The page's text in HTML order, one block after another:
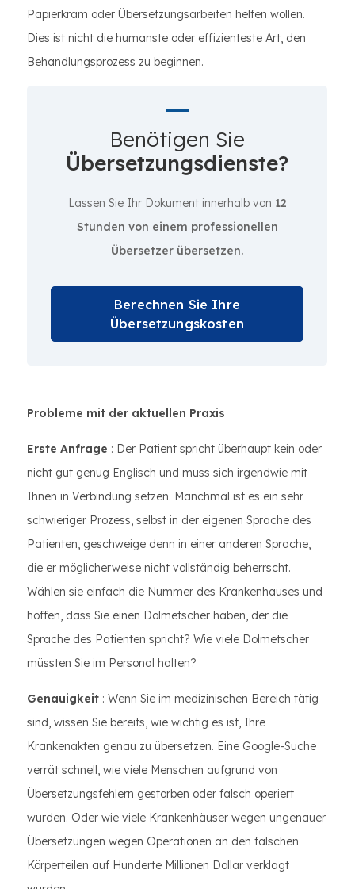
Papierkram oder Übersetzungsarbeiten helfen wollen.
Dies ist nicht die humanste oder effizienteste Art, den
Behandlungsprozess zu beginnen.
Benötigen Sie
Übersetzungsdienste?
Lassen Sie Ihr Dokument innerhalb von 12
Stunden von einem professionellen
Übersetzer übersetzen.
Berechnen Sie Ihre
Übersetzungskosten
Probleme mit der aktuellen Praxis
Erste Anfrage : Der Patient spricht überhaupt kein oder
nicht gut genug Englisch und muss sich irgendwie mit
Ihnen in Verbindung setzen. Manchmal ist es ein sehr
schwieriger Prozess, selbst in der eigenen Sprache des
Patienten, geschweige denn in einer anderen Sprache,
die er möglicherweise nicht vollständig beherrscht.
Wählen sie einfach die Nummer des Krankenhauses und
hoffen, dass Sie einen Dolmetscher haben, der die
Sprache des Patienten spricht? Wie viele Dolmetscher
müssten Sie im Personal halten?
Genauigkeit : Wenn Sie im medizinischen Bereich tätig
sind, wissen Sie bereits, wie wichtig es ist, Ihre
Krankenakten genau zu übersetzen. Eine Google-Suche
verrät schnell, wie viele Menschen aufgrund von
Übersetzungsfehlern gestorben oder falsch operiert
wurden. Oder wie viele Krankenhäuser wegen ungenauer
Übersetzungen wegen Operationen an den falschen
Körperteilen auf Hunderte Millionen Dollar verklagt